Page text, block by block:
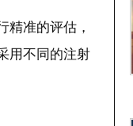
精准的评估，
用不同的注射